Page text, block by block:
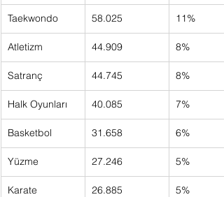
Taekwondo 58.025 11%
Atletizm 44.909 8%
Satranç 44.745 8%
Halk Oyunları 40.085 7%
Basketbol 31.658 6%
Yüzme 27.246 5%
Karate 26.885 5%